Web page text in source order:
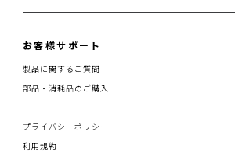
お客様サポート
製品に関するご質問
部品・消耗品のご購入
プライバシーポリシー
利用規約